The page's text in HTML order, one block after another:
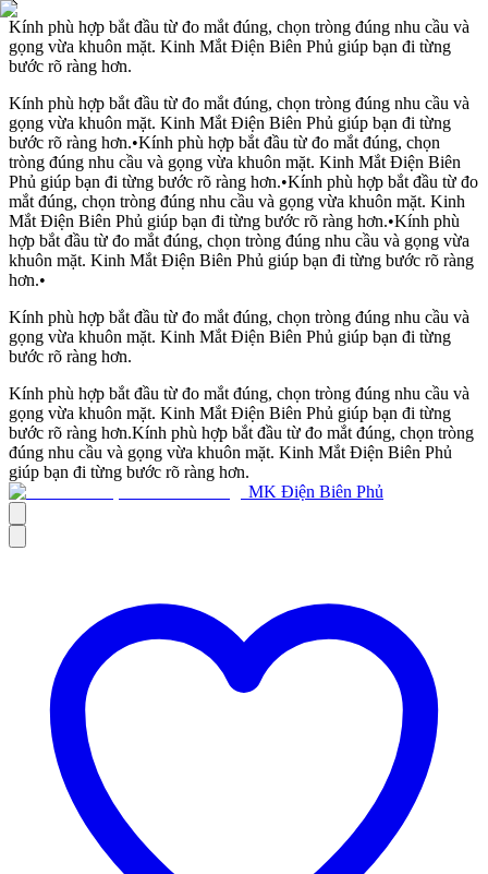
Kính phù hợp bắt đầu từ đo mắt đúng, chọn tròng đúng nhu cầu và
gọng vừa khuôn mặt. Kinh Mắt Điện Biên Phủ giúp bạn đi từng
bước rõ ràng hơn.
Kính phù hợp bắt đầu từ đo mắt đúng, chọn tròng đúng nhu cầu và
gọng vừa khuôn mặt. Kinh Mắt Điện Biên Phủ giúp bạn đi từng
bước rõ ràng hơn.•Kính phù hợp bắt đầu từ đo mắt đúng, chọn
tròng đúng nhu cầu và gọng vừa khuôn mặt. Kinh Mắt Điện Biên
Phủ giúp bạn đi từng bước rõ ràng hơn.•Kính phù hợp bắt đầu từ đo
mắt đúng, chọn tròng đúng nhu cầu và gọng vừa khuôn mặt. Kinh
Mắt Điện Biên Phủ giúp bạn đi từng bước rõ ràng hơn.•Kính phù
hợp bắt đầu từ đo mắt đúng, chọn tròng đúng nhu cầu và gọng vừa
khuôn mặt. Kinh Mắt Điện Biên Phủ giúp bạn đi từng bước rõ ràng
hơn.•
Kính phù hợp bắt đầu từ đo mắt đúng, chọn tròng đúng nhu cầu và
gọng vừa khuôn mặt. Kinh Mắt Điện Biên Phủ giúp bạn đi từng
bước rõ ràng hơn.
Kính phù hợp bắt đầu từ đo mắt đúng, chọn tròng đúng nhu cầu và
gọng vừa khuôn mặt. Kinh Mắt Điện Biên Phủ giúp bạn đi từng
bước rõ ràng hơn.Kính phù hợp bắt đầu từ đo mắt đúng, chọn tròng
đúng nhu cầu và gọng vừa khuôn mặt. Kinh Mắt Điện Biên Phủ
giúp bạn đi từng bước rõ ràng hơn.
MK Điện Biên Phủ